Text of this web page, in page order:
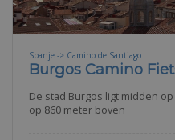
Spanje -> Camino de Santiago
Burgos Camino
De stad Burgos ligt midden
op 860 meter boven